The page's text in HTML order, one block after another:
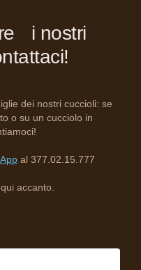
i nostri
dei nostri cuccioli: se
o su un cucciolo in
al 377.02.15.777
accanto.